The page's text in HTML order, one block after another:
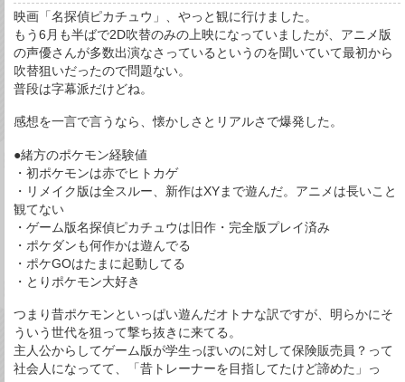
映画「名探偵ピカチュウ」、やっと観に行けました。
もう6月も半ばで2D吹替のみの上映になっていましたが、アニメ版
の声優さんが多数出演なさっているというのを聞いていて最初から
吹替狙いだったので問題ない。
普段は字幕派だけどね。
感想を一言で言うなら、懐かしさとリアルさで爆発した。
●緒方のポケモン経験値
・初ポケモンは赤でヒトカゲ
・リメイク版は全スルー、新作はXYまで遊んだ。アニメは長いこと
観てない
・ゲーム版名探偵ピカチュウは旧作・完全版プレイ済み
・ポケダンも何作かは遊んでる
・ポケGOはたまに起動してる
・とりポケモン大好き
つまり昔ポケモンといっぱい遊んだオトナな訳ですが、明らかにそ
ういう世代を狙って撃ち抜きに来てる。
主人公からしてゲーム版が学生っぽいのに対して保険販売員？って
社会人になってて、「昔トレーナーを目指してたけど諦めた」っ